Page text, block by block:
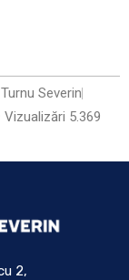
Severin
Vizualizări 5.369
2,